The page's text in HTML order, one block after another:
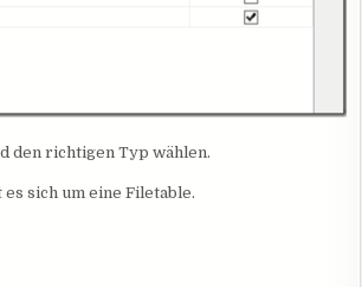
den richtigen Typ wählen.
sich um eine Filetable.